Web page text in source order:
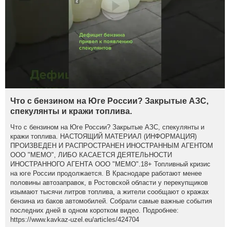
Что с бензином на Юге России? Закрытые АЗС,
спекулянты и кражи топлива.
Что с бензином на Юге России? Закрытые АЗС, спекулянты и
кражи топлива. НАСТОЯЩИЙ МАТЕРИАЛ (ИНФОРМАЦИЯ)
ПРОИЗВЕДЕН И РАСПРОСТРАНЕН ИНОСТРАННЫМ АГЕНТОМ
ООО "МЕМО", ЛИБО КАСАЕТСЯ ДЕЯТЕЛЬНОСТИ
ИНОСТРАННОГО АГЕНТА ООО "МЕМО".18+ Топливный кризис
на юге России продолжается. В Краснодаре работают менее
половины автозаправок, в Ростовской области у перекупщиков
изымают тысячи литров топлива, а жители сообщают о кражах
бензина из баков автомобилей. Собрали самые важные события
последних дней в одном коротком видео. Подробнее:
https://www.kavkaz-uzel.eu/articles/424704